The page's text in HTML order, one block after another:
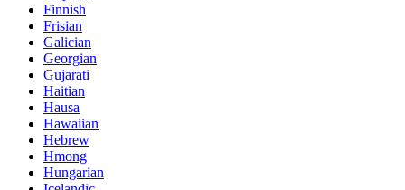
Finnish
Frisian
Galician
Georgian
Gujarati
Haitian
Hausa
Hawaiian
Hebrew
Hmong
Hungarian